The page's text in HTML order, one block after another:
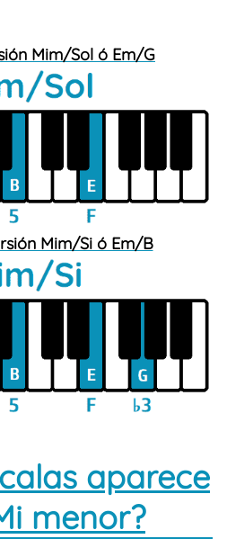
Mim/Sol ó Em/G
Mim/Si ó Em/B
aparece
menor?